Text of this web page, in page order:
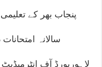
لاہوربورڈ آف